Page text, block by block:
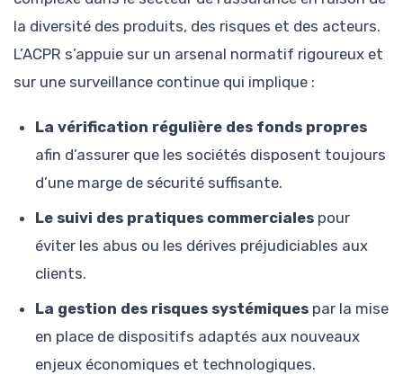
la diversité des produits, des risques et des acteurs.
L’ACPR s’appuie sur un arsenal normatif rigoureux et
sur une surveillance continue qui implique :
La vérification régulière des fonds propres
afin d’assurer que les sociétés disposent toujours
d’une marge de sécurité suffisante.
Le suivi des pratiques commerciales pour
éviter les abus ou les dérives préjudiciables aux
clients.
La gestion des risques systémiques par la mise
en place de dispositifs adaptés aux nouveaux
enjeux économiques et technologiques.